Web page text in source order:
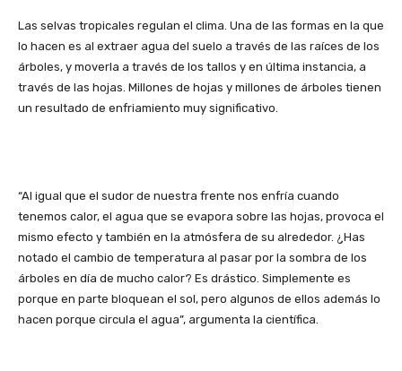
Las selvas tropicales regulan el clima. Una de las formas en la que
lo hacen es al extraer agua del suelo a través de las raíces de los
árboles, y moverla a través de los tallos y en última instancia, a
través de las hojas. Millones de hojas y millones de árboles tienen
un resultado de enfriamiento muy significativo.
“Al igual que el sudor de nuestra frente nos enfría cuando
tenemos calor, el agua que se evapora sobre las hojas, provoca el
mismo efecto y también en la atmósfera de su alrededor. ¿Has
notado el cambio de temperatura al pasar por la sombra de los
árboles en día de mucho calor? Es drástico. Simplemente es
porque en parte bloquean el sol, pero algunos de ellos además lo
hacen porque circula el agua”, argumenta la científica.